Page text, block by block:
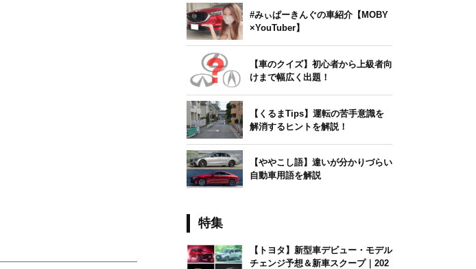
#みぃぱーきんぐの車紹介【MOBY
×YouTuber】
【車のクイズ】初心者から上級者向
けまで幅広く出題！
【くるまTips】運転の苦手意識を
解消するヒントを解説！
【ややこし語】違いが分かりづらい
自動車用語を解説
特集
【トヨタ】新型車デビュー・モデル
チェンジ予想＆新車スクープ｜202